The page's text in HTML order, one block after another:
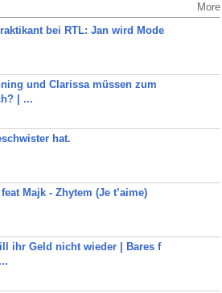
More
bei RTL: Jan wird Mode
und Clarissa müssen zum
| ...
hat.
Majk - Zhytem (Je t’aime)
ihr Geld nicht wieder | Bares f